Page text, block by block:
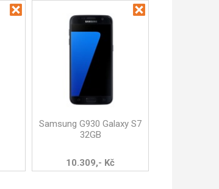
Samsung G930 Galaxy S7
32GB
10.309,- Kč